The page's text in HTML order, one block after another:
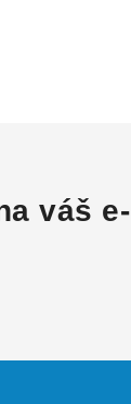
váš e-